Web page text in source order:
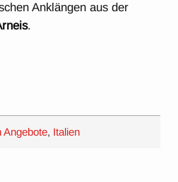
Anklängen aus der
.
Angebote, Italien